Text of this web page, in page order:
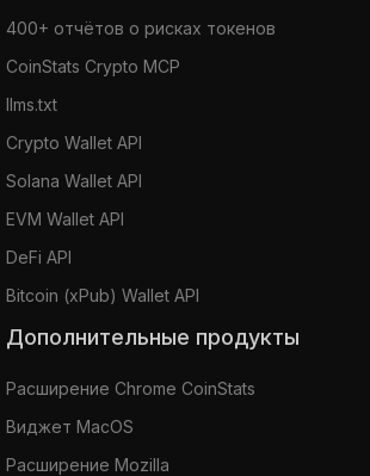
400+ отчётов о рисках токенов
CoinStats Crypto MCP
llms.txt
Crypto Wallet API
Solana Wallet API
EVM Wallet API
DeFi API
Bitcoin (xPub) Wallet API
Дополнительные продукты
Расширение Chrome CoinStats
Виджет MacOS
Расширение Mozilla